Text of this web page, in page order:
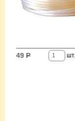
шт.
49 Р